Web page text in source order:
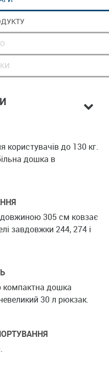
користувачів до 130 кг.
дошка в
305 см ковзає
завдовжки 244, 274 і
компактна дошка
30 л рюкзак.